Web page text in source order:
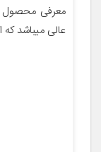
معرفی محصول
عالی میباشد